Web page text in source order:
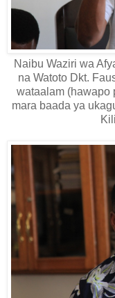
Naibu Waziri wa
na Watoto Dkt.
wataalam (hawapo
mara baada ya